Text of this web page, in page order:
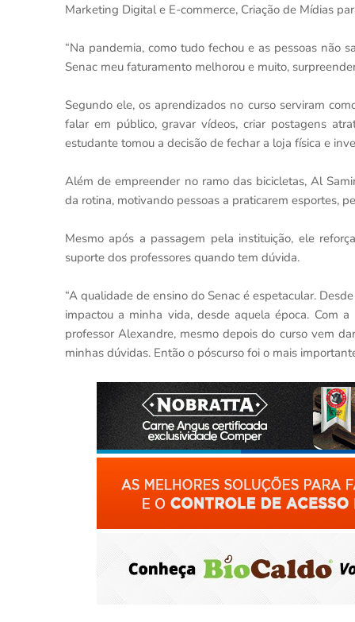
Marketing Digital e E-commerce, Criação de Mídias
“Na pandemia, como tudo fechou e as pessoas não
Senac meu faturamento melhorou e muito,
Segundo ele, os aprendizados no curso serviram
falar em público, gravar vídeos, criar postagens
estudante tomou a decisão de fechar a loja física e
Além de empreender no ramo das bicicletas, Al
da rotina, motivando pessoas a praticarem esportes,
Mesmo após a passagem pela instituição, ele
suporte dos professores quando tem dúvida.
“A qualidade de ensino do Senac é espetacular.
impactou a minha vida, desde aquela época. Com
professor Alexandre, mesmo depois do curso vem
minhas dúvidas. Então o póscurso foi o mais